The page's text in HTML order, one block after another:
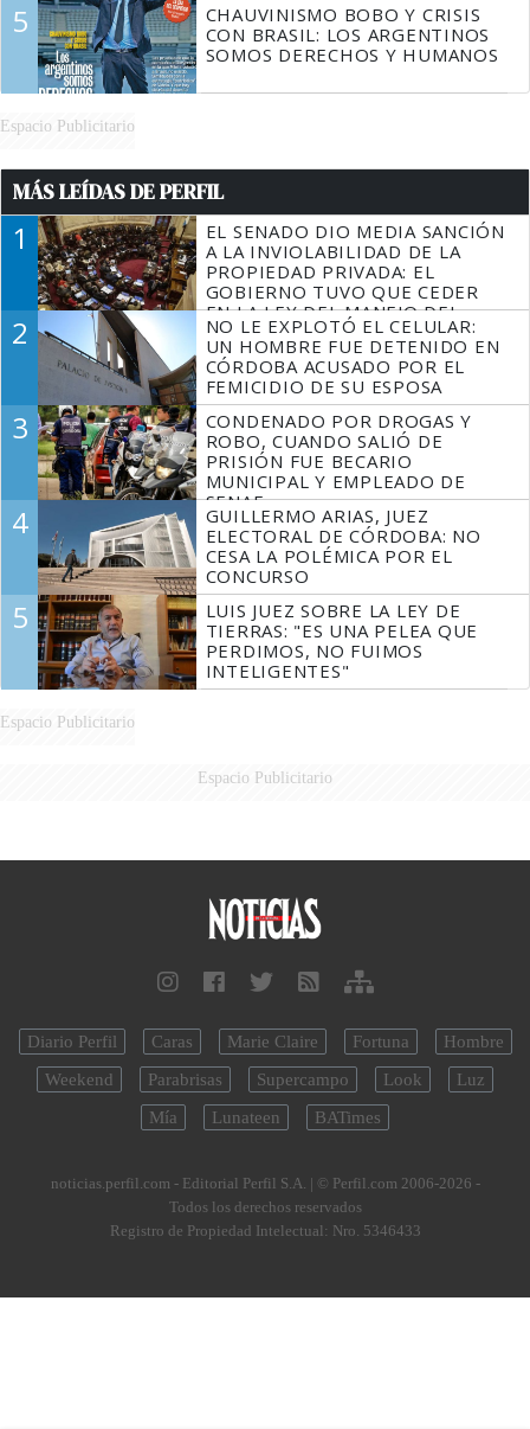
5
CHAUVINISMO BOBO Y CRISIS
CON BRASIL: LOS ARGENTINOS
SOMOS DERECHOS Y HUMANOS
Espacio Publicitario
MÁS LEÍDAS DE PERFIL
1
EL SENADO DIO MEDIA SANCIÓN
A LA INVIOLABILIDAD DE LA
PROPIEDAD PRIVADA: EL
GOBIERNO TUVO QUE CEDER
EN LA LEY DEL MANEJO DEL
FUEGO
2
NO LE EXPLOTÓ EL CELULAR:
UN HOMBRE FUE DETENIDO EN
CÓRDOBA ACUSADO POR EL
FEMICIDIO DE SU ESPOSA
3
CONDENADO POR DROGAS Y
ROBO, CUANDO SALIÓ DE
PRISIÓN FUE BECARIO
MUNICIPAL Y EMPLEADO DE
SENAF
4
GUILLERMO ARIAS, JUEZ
ELECTORAL DE CÓRDOBA: NO
CESA LA POLÉMICA POR EL
CONCURSO
5
LUIS JUEZ SOBRE LA LEY DE
TIERRAS: "ES UNA PELEA QUE
PERDIMOS, NO FUIMOS
INTELIGENTES"
Espacio Publicitario
Espacio Publicitario
Diario Perfil Caras Marie Claire Fortuna
Hombre
Weekend
Parabrisas Supercampo Look
Luz
Mía
Lunateen BATimes
noticias.perfil.com - Editorial Perfil S.A. | © Perfil.com 2006-2026 -
Todos los derechos reservados
Registro de Propiedad Intelectual: Nro. 5346433